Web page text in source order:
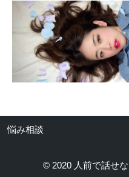
悩み相談
© 2020 人前で話せ